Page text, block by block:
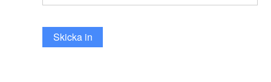
Skicka in